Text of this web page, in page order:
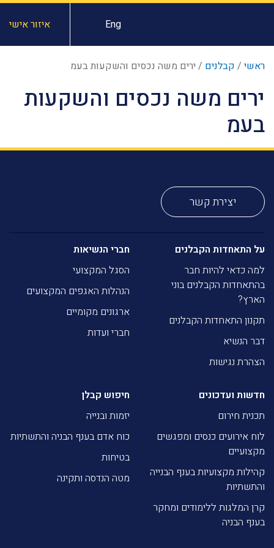
Eng איזור אישי
ראשי / קבלנים / ירים משה נכסים והשקעות בעמ
ירים משה נכסים והשקעות
בעמ
יצירת קשר
על התאחדות הקבלנים
למה כדאי להיות חבר
בהתאחדות הקבלנים בוני
הארץ?
תקנון התאחדות הקבלנים
דבר הנשיא
הצהרת נגישות
חברי הנשיאות
הסגל המקצועי
הנהלות האגפים המקצועים
ארגונים מקומיים
חברי ועדות
חדשות ועדכונים
תכנית חירום
לוח אירועים כנסים ומפגשים
מקצועיים
קהילות מקצועיות בענף הבנייה
והתשתיות
קרן המלגות ללימודים ומחקר
בענף הבניה
חיפוש קבלן
יזמות ובנייה
כוח אדם בענף הבניה והתשתיות
בטיחות
מטה הנדסה ותקינה